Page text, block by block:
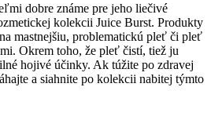
dobre známe pre jeho liečivé
kolekcii Juice Burst. Produkty
mastnejšiu, problematickú pleť či pleť
Okrem toho, že pleť čistí, tiež ju
hojivé účinky. Ak túžite po zdravej
a siahnite po kolekcii nabitej týmto